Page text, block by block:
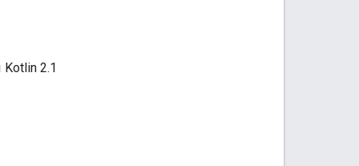
Kotlin 2.1